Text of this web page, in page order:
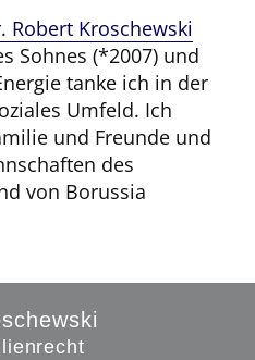
Robert Kroschewski
Sohnes (*2007) und
tanke ich in der
Umfeld. Ich
und Freunde und
des
von Borussia